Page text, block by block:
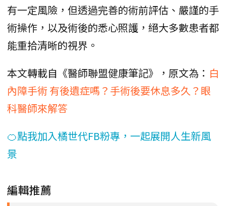
有一定風險，但透過完善的術前評估、嚴謹的手
術操作，以及術後的悉心照護，絕大多數患者都
能重拾清晰的視界。
本文轉載自《醫師聯盟健康筆記》，原文為： 白
內障手術 有後遺症嗎？手術後要休息多久？眼
科醫師來解答
🍊點我加入橘世代FB粉專，一起展開人生新風
景
編輯推薦